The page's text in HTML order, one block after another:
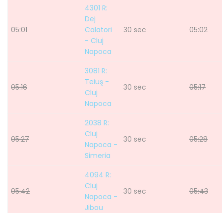
05:01
4301 R:
Dej
Calatori
- Cluj
Napoca
30 sec 05:02
05:16
3081 R:
Teiuş -
Cluj
Napoca
30 sec 05:17
05:27
2038 R:
Cluj
Napoca -
Simeria
30 sec 05:28
05:42
4094 R:
Cluj
Napoca -
Jibou
30 sec 05:43